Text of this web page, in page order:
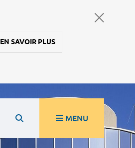
EN SAVOIR PLUS
MENU